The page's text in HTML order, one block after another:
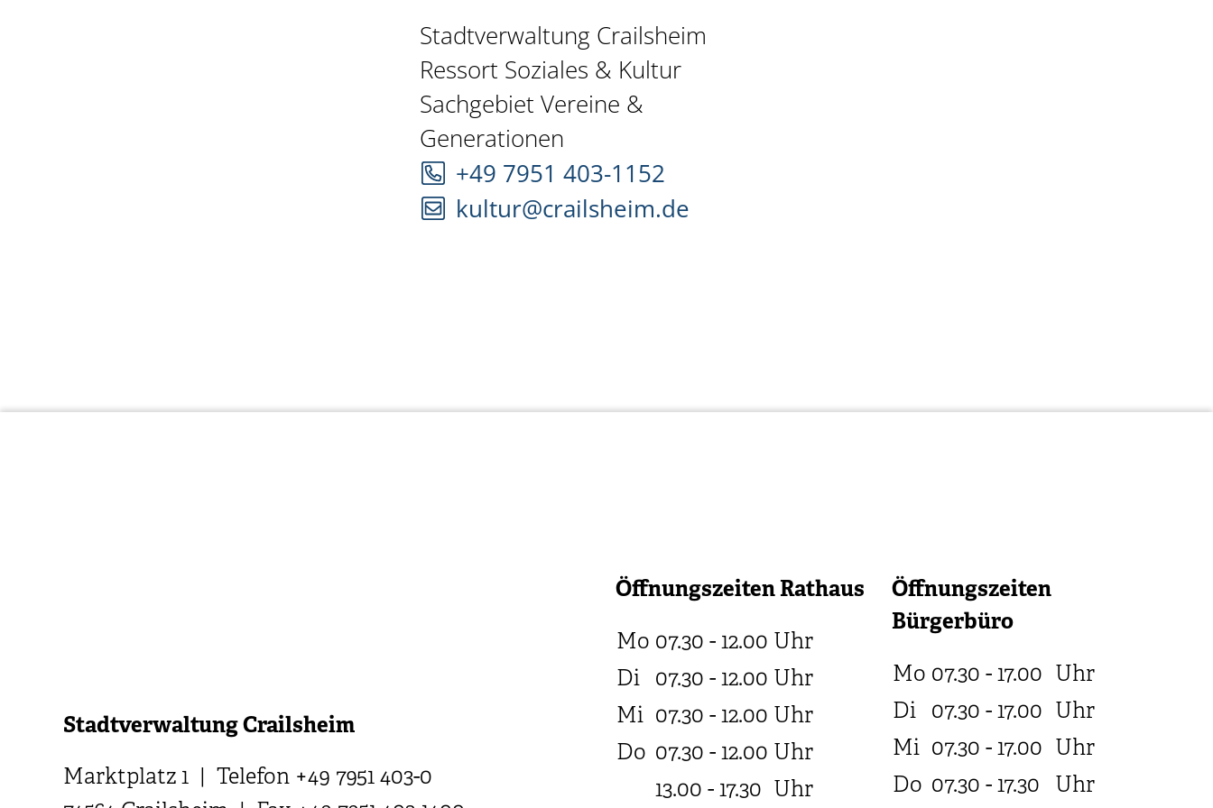
Stadtverwaltung Crailsheim
Ressort Soziales & Kultur
Sachgebiet Vereine &
Generationen
+49 7951 403-1152
kultur@crailsheim.de
Stadtverwaltung Crailsheim
Marktplatz 1 | Telefon +49 7951 403-0
Öffnungszeiten Rathaus
Mo 07.30 - 12.00 Uhr
Di 07.30 - 12.00 Uhr
Mi 07.30 - 12.00 Uhr
Do 07.30 - 12.00 Uhr
13.00 - 17.30 Uhr
Öffnungszeiten
Bürgerbüro
Mo 07.30 - 17.00 Uhr
Di 07.30 - 17.00 Uhr
Mi 07.30 - 17.00 Uhr
Do 07.30 - 17.30 Uhr